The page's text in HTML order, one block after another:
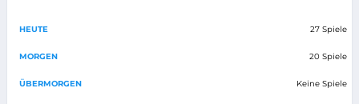
HEUTE 27 Spiele
MORGEN 20 Spiele
ÜBERMORGEN Keine Spiele